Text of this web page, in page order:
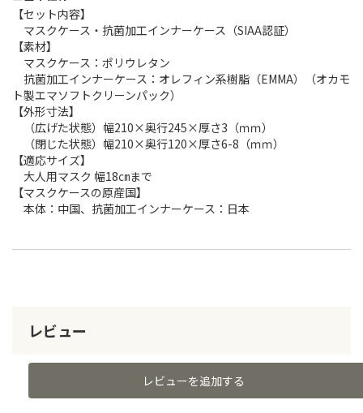
【セット内容】
マスクケース・抗菌加工インナーケース（SIAA認証）
【素材】
マスクケース：ポリウレタン
抗菌加工インナーケース：オレフィン系樹脂（EMMA）（オカモ
ト製エマソフトクリーンパック）
【外形寸法】
（広げた状態）幅210×奥行245×厚さ3（ｍｍ）
（閉じた状態）幅210×奥行120×厚さ6-8（ｍｍ）
【適応サイズ】
大人用マスク 幅18㎝まで
【マスクケースの原産国】
本体：中国、抗菌加工インナーケース：日本
レビュー
レビューを追加する